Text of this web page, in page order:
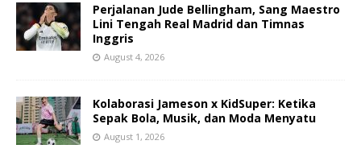
Perjalanan Jude Bellingham, Sang Maestro
Lini Tengah Real Madrid dan Timnas
Inggris
August 4, 2026
Kolaborasi Jameson x KidSuper: Ketika
Sepak Bola, Musik, dan Moda Menyatu
August 1, 2026